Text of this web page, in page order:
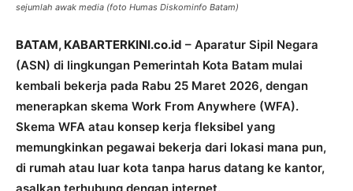
sejumlah awak media (foto Humas Diskominfo Batam)
BATAM, KABARTERKINI.co.id – Aparatur Sipil Negara
(ASN) di lingkungan Pemerintah Kota Batam mulai
kembali bekerja pada Rabu 25 Maret 2026, dengan
menerapkan skema Work From Anywhere (WFA).
Skema WFA atau konsep kerja fleksibel yang
memungkinkan pegawai bekerja dari lokasi mana pun,
di rumah atau luar kota tanpa harus datang ke kantor,